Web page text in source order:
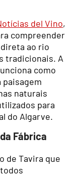
del Vino,
compreender
ao rio
tradicionais. A
como
paisagem
naturais
para
do Algarve.
Fábrica
de Tavira que